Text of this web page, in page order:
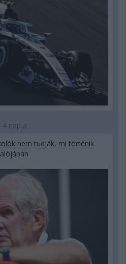
4 napja
nem tudják, mi történik